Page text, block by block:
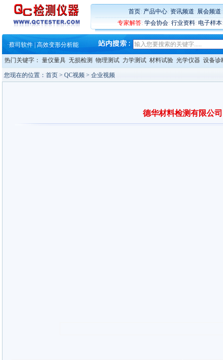
首页: 产品中心: 资讯频道: 展会频道
专家解答: 学会协会: 行业资料: 电子样本
铸就AI服务器质量动脉 – 高
ZEISS BOSELLO ADR 让内部缺
蔡司和亿纬锂能达成战略合作
·大牌云集 买家升级 ——26
·蔡司软件 | 高效变形分析能
·铸就AI服务器质量动脉 – 高
·铸就AI服务器质量动脉 – 高
·ZEISS BOSELLO ADR 让内部缺
·蔡司和亿纬锂能达成战略合作
热门关键字： 量仪量具 无损检测 物理测试 力学测试 材料试验 光学仪器 设备诊
您现在的位置： 首页 > QC视频 > 企业视频
德华材料检测有限公司